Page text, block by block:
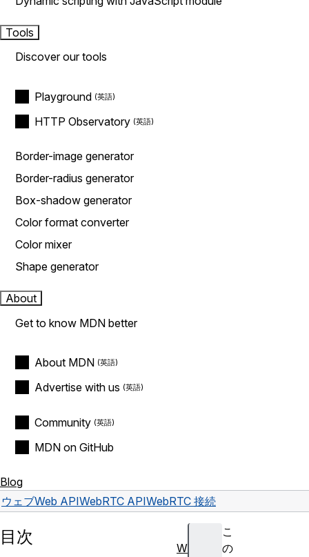
Tools
Discover our tools
Playground
HTTP Observatory
Border-image generator
Border-radius generator
Box-shadow generator
Color format converter
Color mixer
Shape generator
About
Get to know MDN better
About MDN
Advertise with us
Community
MDN on GitHub
Blog
ウェブWeb APIWebRTC APIWebRTC 接続
こ
の
目次
W